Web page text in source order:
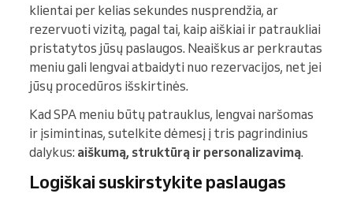
klientai per kelias sekundes nusprendžia, ar
rezervuoti vizitą, pagal tai, kaip aiškiai ir patraukliai
pristatytos jūsų paslaugos. Neaiškus ar perkrautas
meniu gali lengvai atbaidyti nuo rezervacijos, net jei
jūsų procedūros išskirtinės.
Kad SPA meniu būtų patrauklus, lengvai naršomas
ir įsimintinas, sutelkite dėmesį į tris pagrindinius
dalykus: aiškumą, struktūrą ir personalizavimą.
Logiškai suskirstykite paslaugas